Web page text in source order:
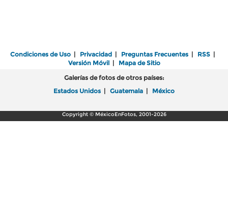
Condiciones de Uso | Privacidad | Preguntas Frecuentes | RSS |
Versión Móvil| Mapa de Sitio
Galerías de fotos de otros países:
Estados Unidos | Guatemala | México
Copyright © MéxicoEnFotos, 2001-2026